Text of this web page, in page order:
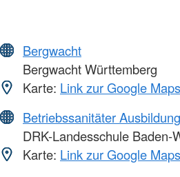
Bergwacht
Bergwacht Württemberg
Karte: Link zur Google
Betriebssanitäter
DRK-Landesschule Baden-
Karte: Link zur Google